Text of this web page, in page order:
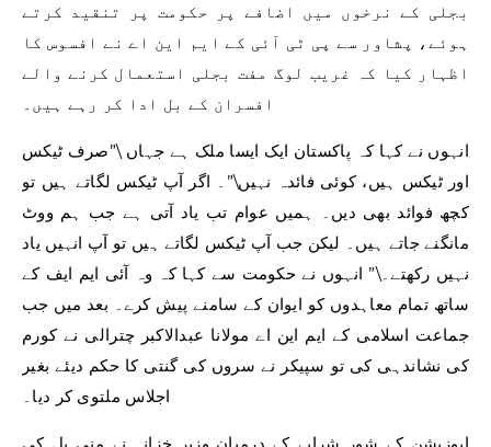
بجلی کے نرخوں میں اضافے پر حکومت پر تنقید کرتے
ہوئے، پشاور سے پی ٹی آئی کے ایم این اے نے افسوس کا
اظہار کیا کہ غریب لوگ مفت بجلی استعمال کرنے والے
افسران کے بل ادا کر رہے ہیں۔
انہوں نے کہا کہ پاکستان ایک ایسا ملک ہے جہاں \”صرف ٹیکس
اور ٹیکس ہیں، کوئی فائدہ نہیں\”۔ اگر آپ ٹیکس لگاتے ہیں تو
کچھ فوائد بھی دیں۔ ہمیں عوام تب یاد آتی ہے جب ہم ووٹ
مانگنے جاتے ہیں۔ لیکن جب آپ ٹیکس لگاتے ہیں تو آپ انہیں یاد
نہیں رکھتے۔\” انہوں نے حکومت سے کہا کہ وہ آئی ایم ایف کے
ساتھ تمام معاہدوں کو ایوان کے سامنے پیش کرے۔ بعد میں جب
جماعت اسلامی کے ایم این اے مولانا عبدالاکبر چترالی نے کورم
کی نشاندہی کی تو سپیکر نے سروں کی گنتی کا حکم دیئے بغیر
اجلاس ملتوی کر دیا۔